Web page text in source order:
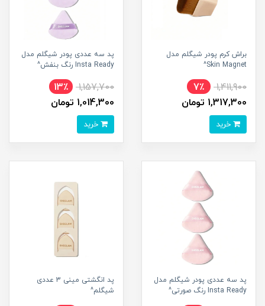
براش کرم پودر شیگلم مدل
Skin Magnet^
1,411,900
7٪
1,317,300 تومان
پد سه عددی پودر شیگلم مدل
Insta Ready رنگ بنفش^
1,157,700
13٪
1,014,300 تومان
پد سه عددی پودر شیگلم مدل
Insta Ready رنگ صورتی^
پد انگشتی مینی 3 عددی
شیگلم^